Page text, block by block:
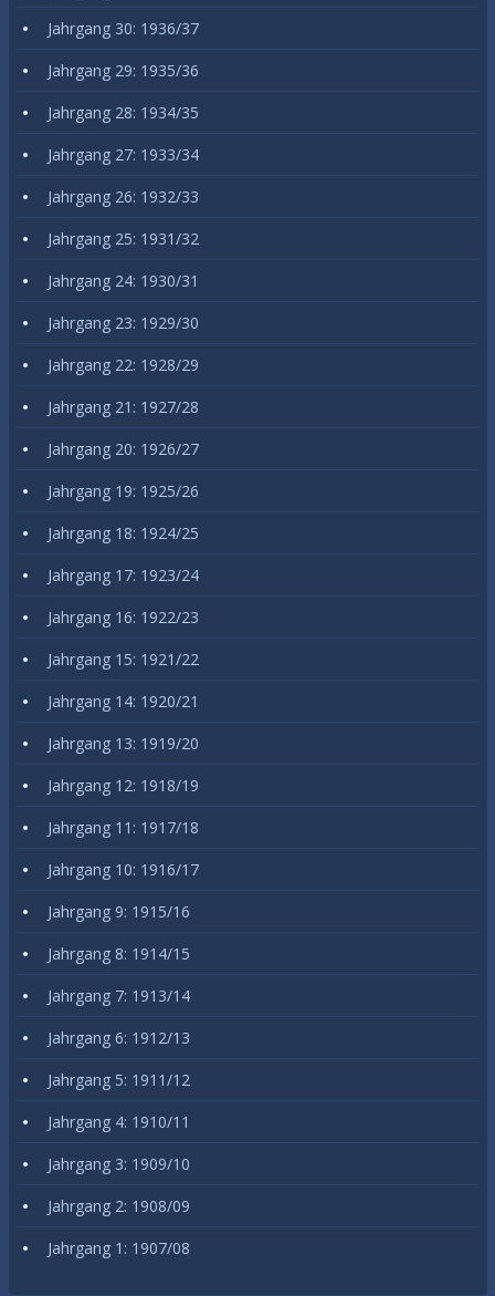
Jahrgang 30: 1936/37
Jahrgang 29: 1935/36
Jahrgang 28: 1934/35
Jahrgang 27: 1933/34
Jahrgang 26: 1932/33
Jahrgang 25: 1931/32
Jahrgang 24: 1930/31
Jahrgang 23: 1929/30
Jahrgang 22: 1928/29
Jahrgang 21: 1927/28
Jahrgang 20: 1926/27
Jahrgang 19: 1925/26
Jahrgang 18: 1924/25
Jahrgang 17: 1923/24
Jahrgang 16: 1922/23
Jahrgang 15: 1921/22
Jahrgang 14: 1920/21
Jahrgang 13: 1919/20
Jahrgang 12: 1918/19
Jahrgang 11: 1917/18
Jahrgang 10: 1916/17
Jahrgang 9: 1915/16
Jahrgang 8: 1914/15
Jahrgang 7: 1913/14
Jahrgang 6: 1912/13
Jahrgang 5: 1911/12
Jahrgang 4: 1910/11
Jahrgang 3: 1909/10
Jahrgang 2: 1908/09
Jahrgang 1: 1907/08